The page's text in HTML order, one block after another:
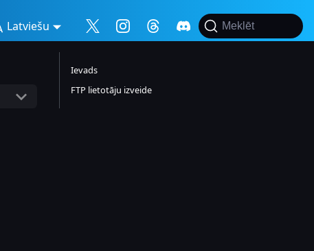
Latviešu Meklēt
Ievads
FTP lietotāju izveide